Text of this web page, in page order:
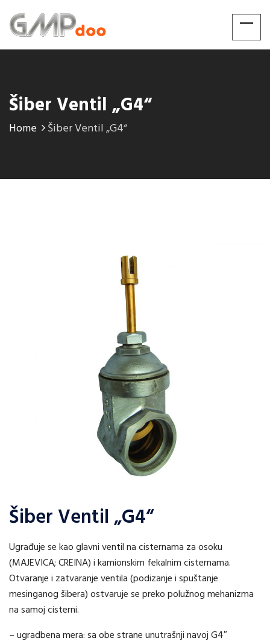
Šiber Ventil „G4“
Home Šiber Ventil „G4“
Šiber Ventil „G4“
Ugrađuje se kao glavni ventil na cisternama za osoku
(MAJEVICA; CREINA) i kamionskim fekalnim cisternama.
Otvaranje i zatvaranje ventila (podizanje i spuštanje
mesinganog šibera) ostvaruje se preko polužnog mehanizma
na samoj cisterni.
– ugradbena mera: sa obe strane unutrašnji navoj G4″